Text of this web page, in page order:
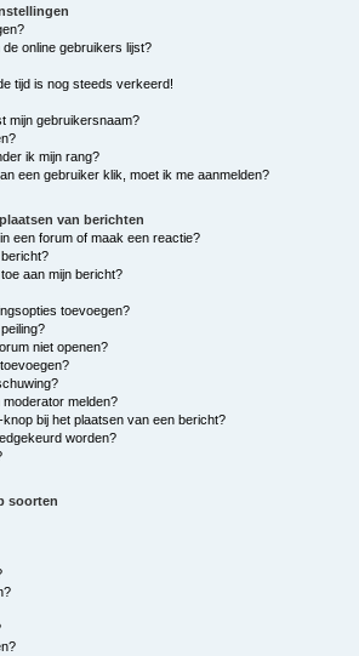
online gebruikers lijst?
tijd is nog steeds verkeerd!
mijn gebruikersnaam?
ik mijn rang?
een gebruiker klik, moet ik me aanmelden?
van berichten
een forum of maak een reactie?
aan mijn bericht?
toevoegen?
niet openen?
melden?
bij het plaatsen van een bericht?
worden?
soorten